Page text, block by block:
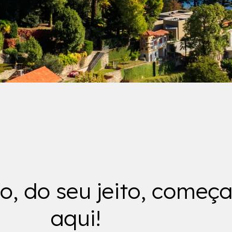
do seu jeito, começa
aqui!